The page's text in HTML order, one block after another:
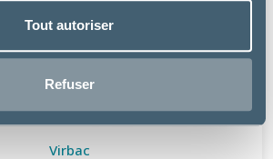
Tout autoriser
Refuser
Virbac